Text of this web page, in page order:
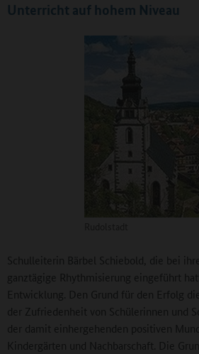
Unterricht auf hohem Niveau
Schulleiterin Bärbel Schiebold, die bei
ganztägige Rhythmisierung eingeführt
Entwicklung. Den Grund für den Erfolg
der Zufriedenheit von Schülerinnen und
der damit einhergehenden positiven
Kindergärten und Nachbarschaft. Die